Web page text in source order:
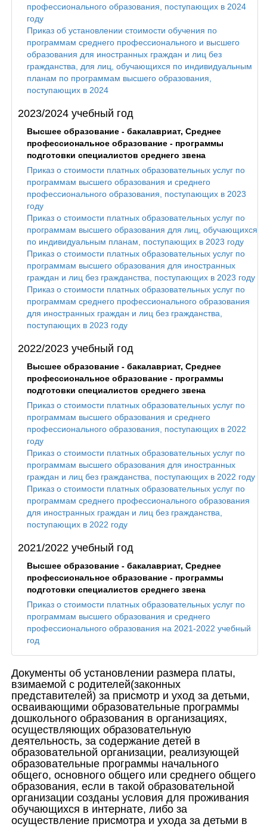
профессионального образования, поступающих в 2024
году
Приказ об установлении стоимости обучения по
программам среднего профессионального и высшего
образования для иностранных граждан и лиц без
гражданства, для лиц, обучающихся по индивидуальным
планам по программам высшего образования,
поступающих в 2024
2023/2024 учебный год
Высшее образование - бакалавриат, Среднее
профессиональное образование - программы
подготовки специалистов среднего звена
Приказ о стоимости платных образовательных услуг по
программам высшего образования и среднего
профессионального образования, поступающих в 2023
году
Приказ о стоимости платных образовательных услуг по
программам высшего образования для лиц, обучающихся
по индивидуальным планам, поступающих в 2023 году
Приказ о стоимости платных образовательных услуг по
программам высшего образования для иностранных
граждан и лиц без гражданства, поступающих в 2023 году
Приказ о стоимости платных образовательных услуг по
программам среднего профессионального образования
для иностранных граждан и лиц без гражданства,
поступающих в 2023 году
2022/2023 учебный год
Высшее образование - бакалавриат, Среднее
профессиональное образование - программы
подготовки специалистов среднего звена
Приказ о стоимости платных образовательных услуг по
программам высшего образования и среднего
профессионального образования, поступающих в 2022
году
Приказ о стоимости платных образовательных услуг по
программам высшего образования для иностранных
граждан и лиц без гражданства, поступающих в 2022 году
Приказ о стоимости платных образовательных услуг по
программам среднего профессионального образования
для иностранных граждан и лиц без гражданства,
поступающих в 2022 году
2021/2022 учебный год
Высшее образование - бакалавриат, Среднее
профессиональное образование - программы
подготовки специалистов среднего звена
Приказ о стоимости платных образовательных услуг по
программам высшего образования и среднего
профессионального образования на 2021-2022 учебный
год
Документы об установлении размера платы,
взимаемой с родителей(законных
представителей) за присмотр и уход за детьми,
осваивающими образовательные программы
дошкольного образования в организациях,
осуществляющих образовательную
деятельность, за содержание детей в
образовательной организации, реализующей
образовательные программы начального
общего, основного общего или среднего общего
образования, если в такой образовательной
организации созданы условия для проживания
обучающихся в интернате, либо за
осуществление присмотра и ухода за детьми в